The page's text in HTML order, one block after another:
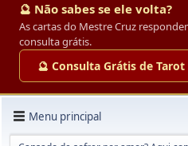
🔮 Não sabes se ele volta?
As cartas do Mestre Cruz
consulta grátis.
🔮 Consulta Grátis de Tarot
Menu principal